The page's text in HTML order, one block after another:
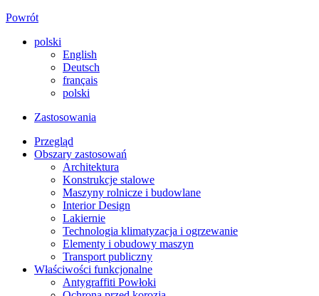
Powrót
polski
English
Deutsch
français
polski
Zastosowania
Przegląd
Obszary zastosowań
Architektura
Konstrukcje stalowe
Maszyny rolnicze i budowlane
Interior Design
Lakiernie
Technologia klimatyzacja i ogrzewanie
Elementy i obudowy maszyn
Transport publiczny
Właściwości funkcjonalne
Antygraffiti Powłoki